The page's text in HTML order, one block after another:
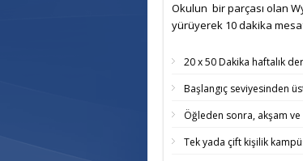
Okulun bir parçası olan
yürüyerek 10 dakika
20 x 50 Dakika haftalık
Başlangıç seviyesinden
Öğleden sonra, akşam
Tek yada çift kişilik